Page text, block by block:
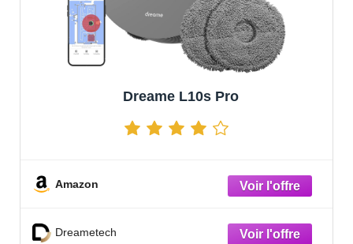
Dreame L10s Pro
Amazon
Dreametech